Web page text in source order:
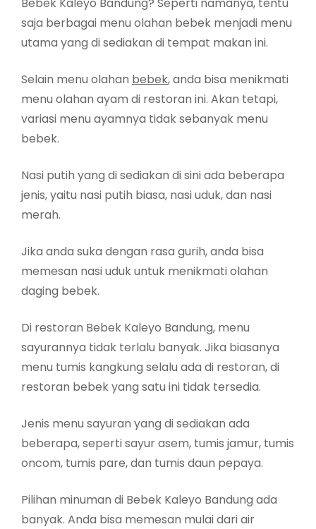
Bebek Kaleyo Bandung? Seperti namanya, tentu
saja berbagai menu olahan bebek menjadi menu
utama yang di sediakan di tempat makan ini.
Selain menu olahan bebek, anda bisa menikmati
menu olahan ayam di restoran ini. Akan tetapi,
variasi menu ayamnya tidak sebanyak menu
bebek.
Nasi putih yang di sediakan di sini ada beberapa
jenis, yaitu nasi putih biasa, nasi uduk, dan nasi
merah.
Jika anda suka dengan rasa gurih, anda bisa
memesan nasi uduk untuk menikmati olahan
daging bebek.
Di restoran Bebek Kaleyo Bandung, menu
sayurannya tidak terlalu banyak. Jika biasanya
menu tumis kangkung selalu ada di restoran, di
restoran bebek yang satu ini tidak tersedia.
Jenis menu sayuran yang di sediakan ada
beberapa, seperti sayur asem, tumis jamur, tumis
oncom, tumis pare, dan tumis daun pepaya.
Pilihan minuman di Bebek Kaleyo Bandung ada
banyak. Anda bisa memesan mulai dari air